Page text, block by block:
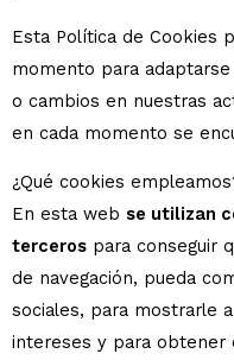
Esta Política de Cookies
momento para
o cambios en nuestras
en cada momento se
¿Qué cookies
En esta web se utilizan
terceros para conseguir
de navegación, pueda
sociales, para mostrarle
intereses y para obtener